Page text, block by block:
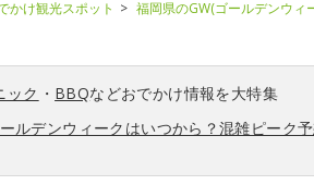
かけ観光スポット
福岡県のGW(ゴールデンウィ
ック ・ BBQなどおでかけ情報を大特集
ルデンウィークはいつから？混雑ピーク